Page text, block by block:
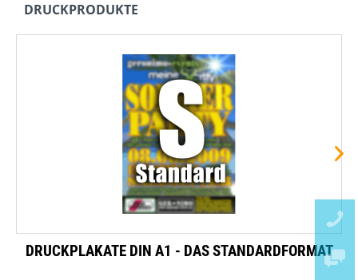
DRUCKPRODUKTE
DRUCKPLAKATE DIN A1 - DAS STANDARDFORMAT